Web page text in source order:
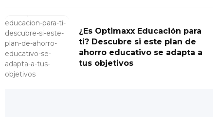
¿Es Optimaxx Educación para
ti? Descubre si este plan de
ahorro educativo se adapta a
tus objetivos